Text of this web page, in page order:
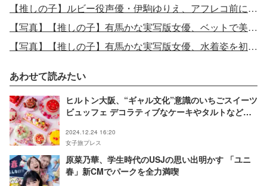
【推しの子】ルビー役声優・伊駒ゆりえ、アフレコ前に行っている意外な裏技告白「喉の滑りを良くするため」
【写真】【推しの子】有馬かな実写版女優、ベットで美脚を大胆披露
【写真】【推しの子】有馬かな実写版女優、水着姿を初披露 抜群スタイル際立つ
あわせて読みたい
ヒルトン大阪、“ギャル文化”意識のいちごスイーツ
ビュッフェ デコラティブなケーキやタルトなど約
2024.12.24 16:20
女子旅プレス
原菜乃華、学生時代のUSJの思い出明かす 「ユニ
春」新CMでパークを全力満喫